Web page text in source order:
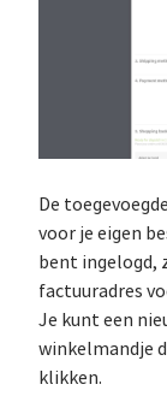
De
voor je eigen
bent ingelogd,
factuuradres
Je kunt een
winkelmandje
klikken.